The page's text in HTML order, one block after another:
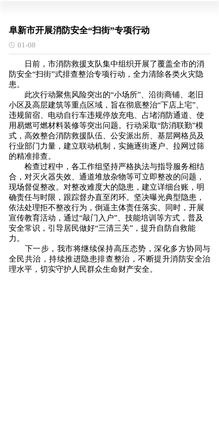
阜新市开展消防安全“扫街”专项行动‌
01-08
日前，市消防救援支队集中组织开展了覆盖全市的消
防安全“扫街”式排查整治专项行动，全力清除各类火灾隐
患。
此次行动聚焦风险突出的“小场所”、沿街商铺、老旧
小区及高层建筑等重点区域，旨在彻底整治“下店上宅”、
违规留宿、电动自行车违规停放充电、占堵消防通道、使
用易燃可燃材料装修等突出问题。 ‌行动采取“防消联勤”模
式，高效整合消防救援队伍、公安派出所、基层网格员及
行业部门力量，建立联动机制，实施逐街逐户、拉网过筛
的精准排查。
检查过程中，各工作组坚持严格执法与指导服务相结
合，对灭火器失效、通道堆放杂物等可立即整改的问题，
现场督促整改。对整改难度大的隐患，建立详细台账，明
确责任与时限，跟踪督办直至闭环。坚决曝光典型隐患，
依法处理拒不整改行为，倒逼主体责任落实。同时，开展
宣传教育活动，通过“敲门入户”、技能培训等方式，普及
安全常识，引导居民做好“三清三关”，提升自防自救能
力。
下一步，我市将继续保持高压态势，深化多方协同与
全民共治，持续推进隐患排查整治，不断提升消防安全治
理水平，切实守护人民群众生命财产安全。